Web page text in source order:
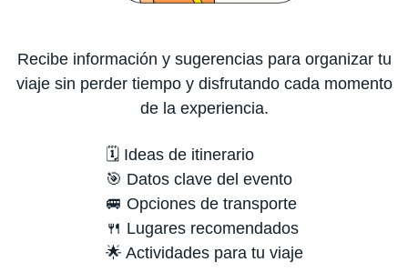
Recibe información y sugerencias para organizar tu
viaje sin perder tiempo y disfrutando cada momento
de la experiencia.
🗓️ Ideas de itinerario
🎯 Datos clave del evento
🚐 Opciones de transporte
🍴 Lugares recomendados
🌟 Actividades para tu viaje